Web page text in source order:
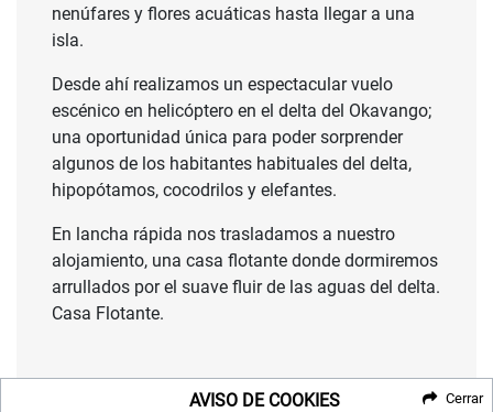
nenúfares y flores acuáticas hasta llegar a una
isla.
Desde ahí realizamos un espectacular vuelo
escénico en helicóptero en el delta del Okavango;
una oportunidad única para poder sorprender
algunos de los habitantes habituales del delta,
hipopótamos, cocodrilos y elefantes.
En lancha rápida nos trasladamos a nuestro
alojamiento, una casa flotante donde dormiremos
arrullados por el suave fluir de las aguas del delta.
Casa Flotante.
Día 8 DELTA OKAVANGO - RESERVA DE
AVISO DE COOKIES Cerrar